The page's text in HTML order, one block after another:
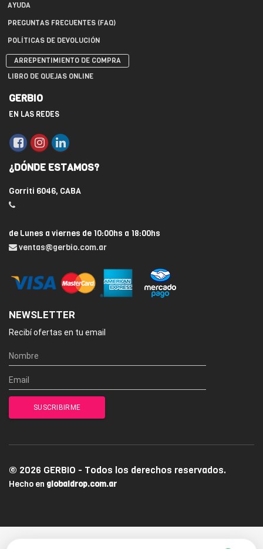
AYUDA
PREGUNTAS FRECUENTES (FAQ)
POLÍTICAS DE DEVOLUCIÓN
ARREPENTIMIENTO DE COMPRA
LIBRO DE QUEJAS ONLINE
GERBIO
EN LAS REDES
¿DÓNDE ESTAMOS?
Gorriti 6046, CABA
de Lunes a viernes de 10:00hs a 18:00hs
ventas@gerbio.com.ar
NEWSLETTER
Recibí ofertas en tu email
© 2026 GERBIO - Todos los derechos reservados.
Hecho en globaldrop.com.ar